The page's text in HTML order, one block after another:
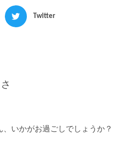
Twitter
、いかがお過ごしでしょうか？